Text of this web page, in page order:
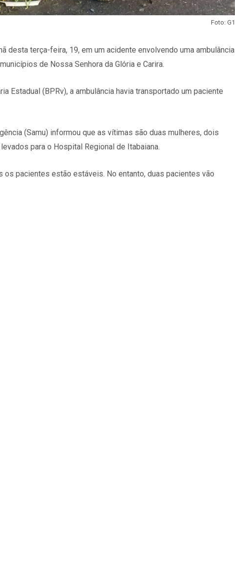
Foto: G1
desta terça-feira, 19, em um acidente envolvendo uma ambulância
de Nossa Senhora da Glória e Carira.
Estadual (BPRv), a ambulância havia transportado um paciente
(Samu) informou que as vítimas são duas mulheres, dois
para o Hospital Regional de Itabaiana.
os pacientes estão estáveis. No entanto, duas pacientes vão